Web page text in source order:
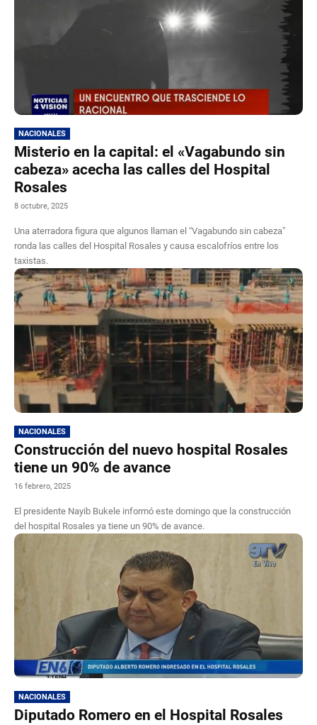
NACIONALES
Misterio en la capital: el «Vagabundo sin
cabeza» acecha las calles del Hospital
Rosales
8 octubre, 2025
Una aterradora figura que algunos llaman el “Vagabundo sin cabeza”
ronda las calles del Hospital Rosales y causa escalofríos entre los
taxistas.
NACIONALES
Construcción del nuevo hospital Rosales
tiene un 90% de avance
16 febrero, 2025
El presidente Nayib Bukele informó este domingo que la construcción
del hospital Rosales ya tiene un 90% de avance.
NACIONALES
Diputado Romero en el Hospital Rosales